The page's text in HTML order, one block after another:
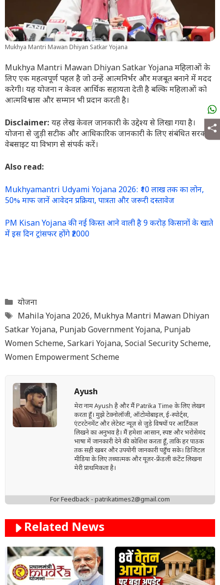
Mukhya Mantri Mawan Dhiyan Satkar Yojana
Mukhya Mantri Mawan Dhiyan Satkar Yojana महिलाओं के
लिए एक महत्वपूर्ण पहल है जो उन्हें आत्मनिर्भर और मजबूत बनाने में मदद
करेगी। यह योजना न केवल आर्थिक सहायता देती है बल्कि महिलाओं को
आत्मविश्वास और सम्मान भी प्रदान करती है।
Disclaimer: यह लेख केवल जानकारी के उद्देश्य से लिखा गया है।
योजना से जुड़ी सटीक और आधिकारिक जानकारी के लिए संबंधित सरकारी
वेबसाइट या विभाग से संपर्क करें।
Also read:
Mukhyamantri Udyami Yojana 2026: ₹10 लाख तक का लोन,
50% माफ जानें आवेदन प्रक्रिया, पात्रता और जरूरी दस्तावेज
PM Kisan Yojana की नई किस्त आने वाली है 9 करोड़ किसानों के खाते
में इस दिन ट्रांसफर होंगे ₹2000
Categories
योजना
Tags
Mahila Yojana 2026, Mukhya Mantri Mawan Dhiyan
Satkar Yojana, Punjab Government Yojana, Punjab
Women Scheme, Sarkari Yojana, Social Security Scheme,
Women Empowerment Scheme
Ayush
मेरा नाम Ayush है और मैं Patrika Time के लिए लेखन
करता हूँ। मुझे टेक्नोलॉजी, ऑटोमोबाइल, ई-स्पोर्ट्स,
एंटरटेनमेंट और लेटेस्ट न्यूज़ से जुड़े विषयों पर आर्टिकल
लिखने का अनुभव है। मैं हमेशा आसान, स्पष्ट और भरोसेमंद
भाषा में जानकारी देने की कोशिश करता हूँ, ताकि हर पाठक
तक सही खबर और उपयोगी जानकारी पहुँच सके। डिजिटल
मीडिया के लिए तथ्यात्मक और यूज़र-फ्रेंडली कंटेंट लिखना
मेरी प्राथमिकता है।
For Feedback - patrikatimes2@gmail.com
Related News